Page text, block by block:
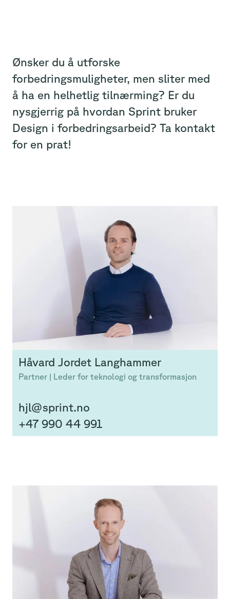
Ønsker du å utforske
forbedringsmuligheter, men sliter med
å ha en helhetlig tilnærming? Er du
nysgjerrig på hvordan Sprint bruker
Design i forbedringsarbeid? Ta kontakt
for en prat!
Håvard Jordet Langhammer
Partner | Leder for teknologi og transformasjon
hjl@sprint.no
+47 990 44 991